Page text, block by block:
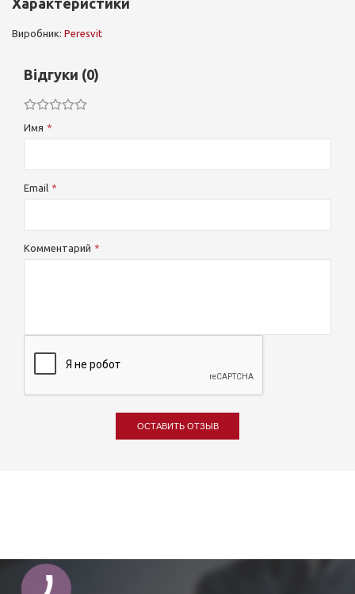
Характеристики
Виробник: Peresvit
Відгуки (0)
Имя
Email
Комментарий
ОСТАВИТЬ ОТЗЫВ